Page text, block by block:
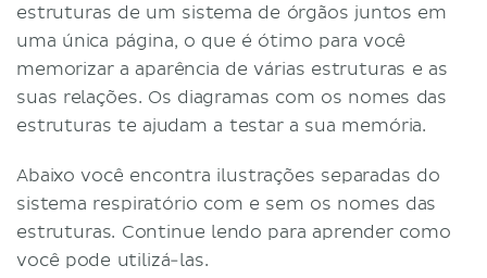
estruturas de um sistema de órgãos juntos em
uma única página, o que é ótimo para você
memorizar a aparência de várias estruturas e as
suas relações. Os diagramas com os nomes das
estruturas te ajudam a testar a sua memória.
Abaixo você encontra ilustrações separadas do
sistema respiratório com e sem os nomes das
estruturas. Continue lendo para aprender como
você pode utilizá-las.